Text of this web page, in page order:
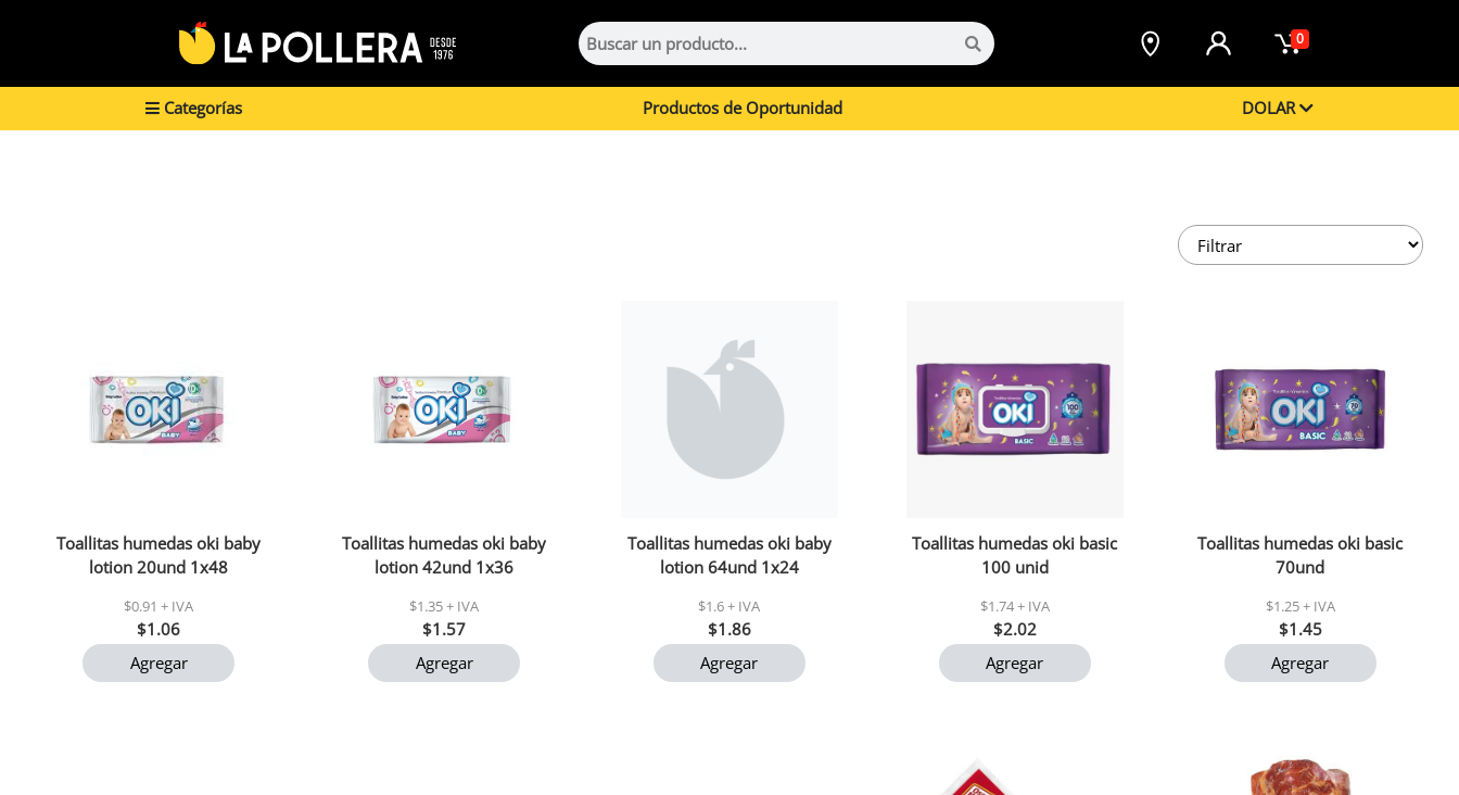
0
Categorías Productos de Oportunidad DOLAR
Toallitas humedas oki baby
lotion 20und 1x48
$0.91 + IVA
$1.06
Agregar
Toallitas humedas oki baby
lotion 42und 1x36
$1.35 + IVA
$1.57
Agregar
Toallitas humedas oki baby
lotion 64und 1x24
$1.6 + IVA
$1.86
Agregar
Toallitas humedas oki basic
100 unid
$1.74 + IVA
$2.02
Agregar
Toallitas humedas oki basic
70und
$1.25 + IVA
$1.45
Agregar